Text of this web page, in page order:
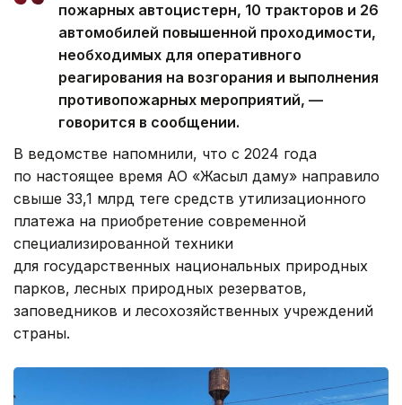
пожарных автоцистерн, 10 тракторов и 26
автомобилей повышенной проходимости,
необходимых для оперативного
реагирования на возгорания и выполнения
противопожарных мероприятий, —
говорится в сообщении.
В ведомстве напомнили, что с 2024 года
по настоящее время АО «Жасыл даму» направило
свыше 33,1 млрд теңге средств утилизационного
платежа на приобретение современной
специализированной техники
для государственных национальных природных
парков, лесных природных резерватов,
заповедников и лесохозяйственных учреждений
страны.